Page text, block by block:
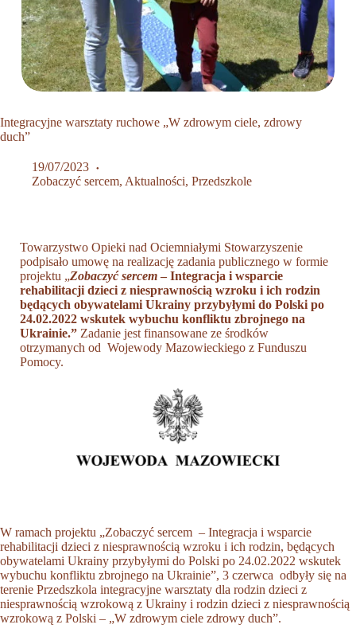
Integracyjne warsztaty ruchowe „W zdrowym ciele, zdrowy
duch”
19/07/2023
Zobaczyć sercem, Aktualności, Przedszkole
Towarzystwo Opieki nad Ociemniałymi Stowarzyszenie
podpisało umowę na realizację zadania publicznego w formie
projektu „Zobaczyć sercem– Integracja i wsparcie
rehabilitacji dzieci z niesprawnością wzroku i ich rodzin
będących obywatelami Ukrainy przybyłymi do Polski po
24.02.2022 wskutek wybuchu konfliktu zbrojnego na
Ukrainie.” Zadanie jest finansowane ze środków
otrzymanych od Wojewody Mazowieckiego z Funduszu
Pomocy.
W ramach projektu „Zobaczyć sercem – Integracja i wsparcie
rehabilitacji dzieci z niesprawnością wzroku i ich rodzin, będących
obywatelami Ukrainy przybyłymi do Polski po 24.02.2022 wskutek
wybuchu konfliktu zbrojnego na Ukrainie”, 3 czerwca odbyły się na
terenie Przedszkola integracyjne warsztaty dla rodzin dzieci z
niesprawnością wzrokową z Ukrainy i rodzin dzieci z niesprawnością
wzrokową z Polski – „W zdrowym ciele zdrowy duch”.